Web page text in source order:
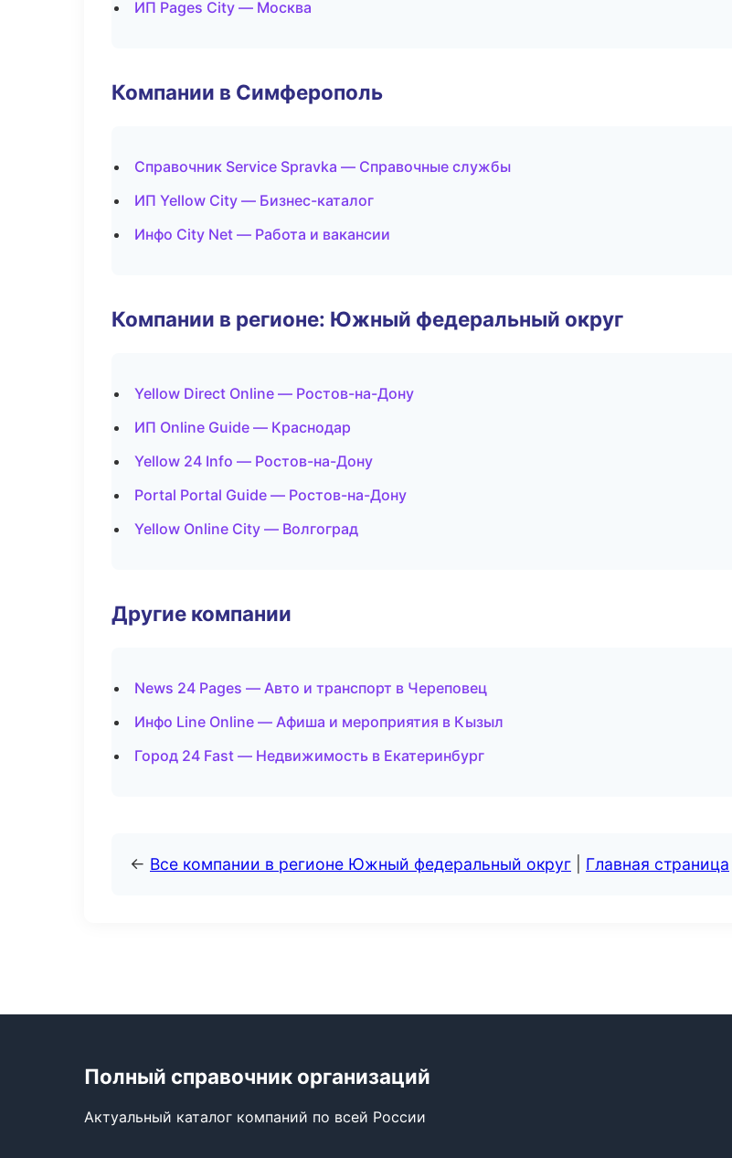
ИП Pages City — Москва
Компании в Симферополь
Справочник Service Spravka — Справочные службы
ИП Yellow City — Бизнес-каталог
Инфо City Net — Работа и вакансии
Компании в регионе: Южный федеральный округ
Yellow Direct Online — Ростов-на-Дону
ИП Online Guide — Краснодар
Yellow 24 Info — Ростов-на-Дону
Portal Portal Guide — Ростов-на-Дону
Yellow Online City — Волгоград
Другие компании
News 24 Pages — Авто и транспорт в Череповец
Инфо Line Online — Афиша и мероприятия в Кызыл
Город 24 Fast — Недвижимость в Екатеринбург
← Все компании в регионе Южный федеральный округ Главная страница
Полный справочник организаций
Актуальный каталог компаний по всей России